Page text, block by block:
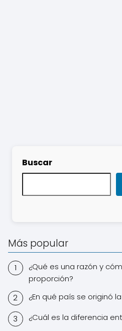
Buscar
Más popular
¿Qué es una razón y
proporción?
¿En qué país se originó
¿Cuál es la diferencia